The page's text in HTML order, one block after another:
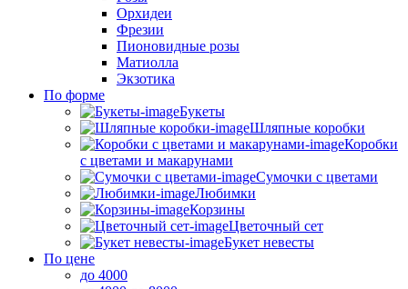
Орхидеи
Фрезии
Пионовидные розы
Матиолла
Экзотика
По форме
Букеты
Шляпные коробки
Коробки
с цветами и макарунами
Сумочки с цветами
Любимки
Корзины
Цветочный сет
Букет невесты
По цене
до 4000